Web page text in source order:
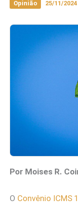
Opinião 25/11/2024
Por Moises R.
O Convênio ICMS